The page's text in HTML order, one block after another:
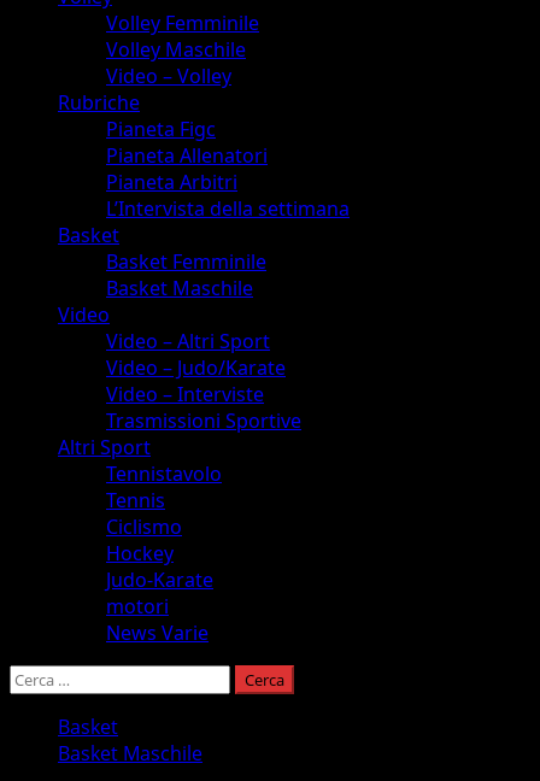
Volley Femminile
Volley Maschile
Video – Volley
Rubriche
Pianeta Figc
Pianeta Allenatori
Pianeta Arbitri
L’Intervista della settimana
Basket
Basket Femminile
Basket Maschile
Video
Video – Altri Sport
Video – Judo/Karate
Video – Interviste
Trasmissioni Sportive
Altri Sport
Tennistavolo
Tennis
Ciclismo
Hockey
Judo-Karate
motori
News Varie
Ricerca
Basket
Basket Maschile